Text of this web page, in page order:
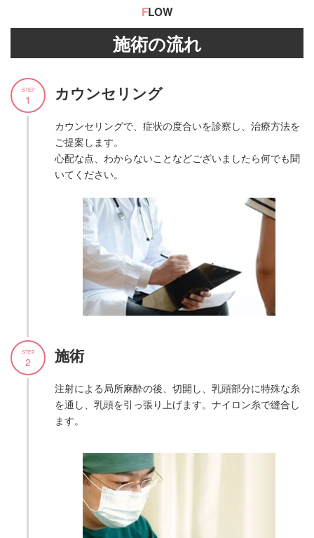
FLOW
施術の流れ
カウンセリング
カウンセリングで、症状の度合いを診察し、治療方法を
ご提案します。
心配な点、わからないことなどございましたら何でも聞
いてください。
STEP
1
施術
注射による局所麻酔の後、切開し、乳頭部分に特殊な糸
を通し、乳頭を引っ張り上げます。ナイロン糸で縫合し
ます。
STEP
2